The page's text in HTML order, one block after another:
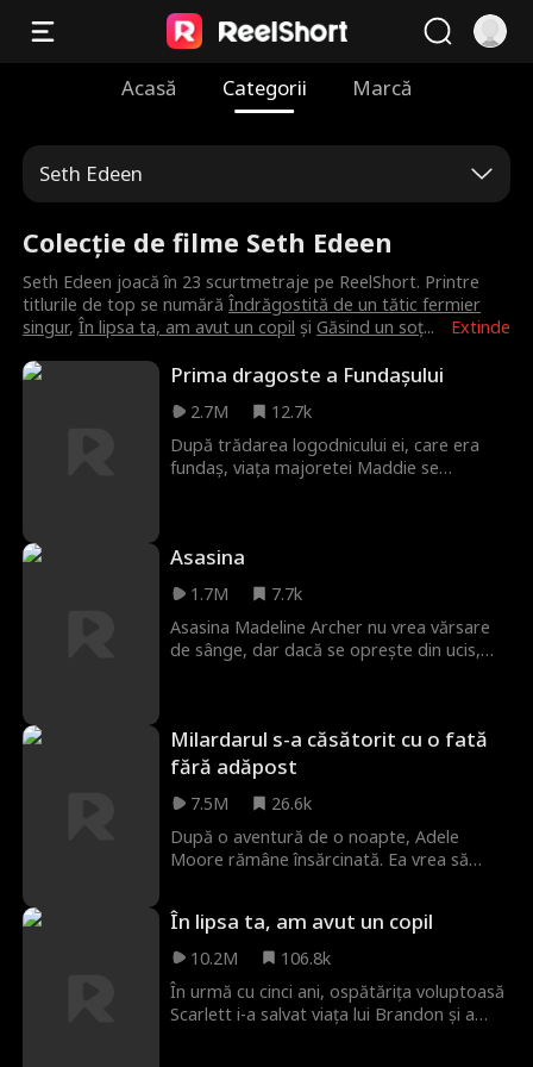
Acasă Categorii Marcă
Seth Edeen
Colecție de filme Seth Edeen
Extinde
Seth Edeen joacă în 23 scurtmetraje pe ReelShort. Printre
titlurile de top se numărăÎndrăgostită de un tătic fermier
singur,În lipsa ta, am avut un copil șiGăsind un soț...
Prima dragoste a Fundașului
2.7M
12.7k
După trădarea logodnicului ei, care era
fundaș, viața majoretei Maddie se
deoarece fostul ei, căpitanul majoretelor
și mama lui Cameron complotează să-i
despartă.
Asasina
1.7M
7.7k
Asasina Madeline Archer nu vrea vărsare
de sânge, dar dacă se oprește din ucis,
ei iubire. Iar el o vrea înapoi.
Milardarul s-a căsătorit cu o fată
fără adăpost
7.5M
26.6k
După o aventură de o noapte, Adele
Moore rămâne însărcinată. Ea vrea să
casă. Fără altă opțiune, Adele ajunge fără
adăpost. Ea face tot posibilul să-și crească
fiul, în ciuda circumstanțelor dificile. Într-o
miliardarul Heston Deleon. Din întâmplare,
Heston descoperă că Brad este fiul său.
În lipsa ta, am avut un copil
10.2M
106.8k
În urmă cu cinci ani, ospătărița voluptoasă
Scarlett i-a salvat viața lui Brandon și a